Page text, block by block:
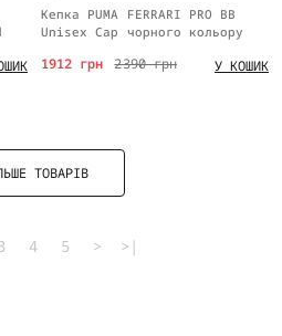
Кепка PUMA FERRARI PRO BB
Unisex Cap чорного кольору
2390 грн
1912 грн У КОШИК
ТОВАРІВ
4 5 > >|